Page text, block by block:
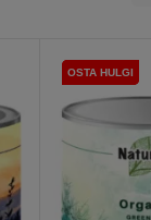
OSTA HULGI
OSTA HULGI
OSTA HULGI